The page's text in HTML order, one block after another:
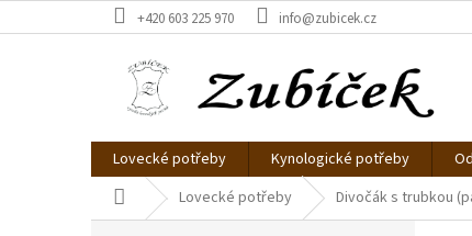
na
+420 603 225 970 info@zubicek.cz
Lovecké potřeby Kynologické potřeby
Domů Lovecké potřeby Divočák s trubkou